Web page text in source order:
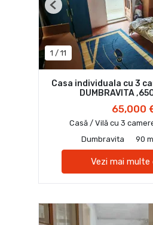
1 / 11
Previous
Casa individuala cu 3
DUMBRAVITA
65,000
Casă / Vilă cu 3
Dumbravita
90
Vezi mai multe